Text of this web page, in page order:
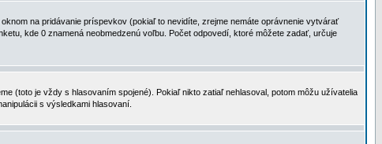
na pridávanie príspevkov (pokiaľ to nevidíte, zrejme nemáte oprávnenie vytvárať
kde 0 znamená neobmedzenú voľbu. Počet odpovedí, ktoré môžete zadať, určuje
(toto je vždy s hlasovaním spojené). Pokiaľ nikto zatiaľ nehlasoval, potom môžu užívatelia
s výsledkami hlasovaní.